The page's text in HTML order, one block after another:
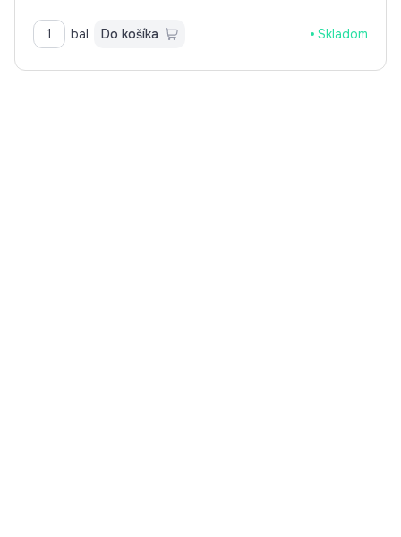
bal Do košíka Skladom